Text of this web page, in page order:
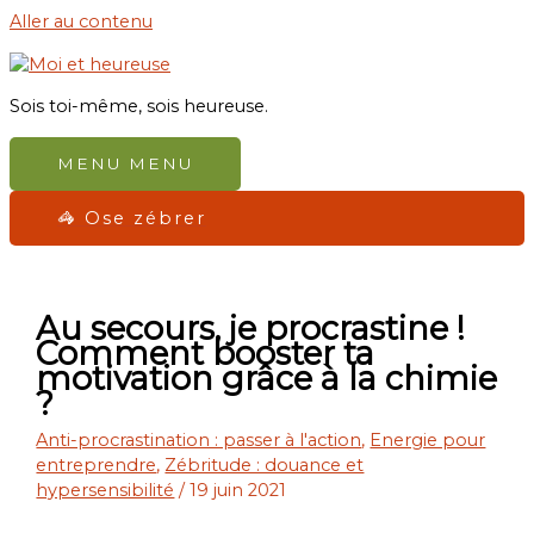
Aller au contenu
Sois toi-même, sois heureuse.
MENU MENU
🦓 Ose zébrer
Au secours, je procrastine !
Comment booster ta
motivation grâce à la chimie
?
Anti-procrastination : passer à l'action, Energie pour
entreprendre, Zébritude : douance et
hypersensibilité /19 juin 2021